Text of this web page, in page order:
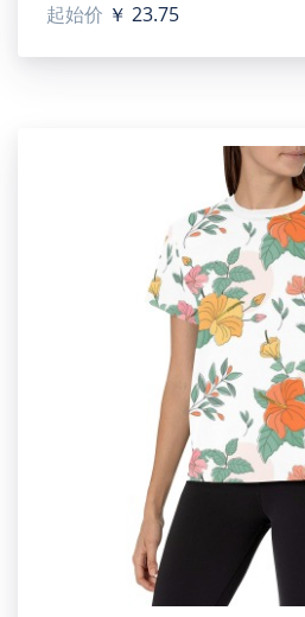
起始价 ￥ 23.75